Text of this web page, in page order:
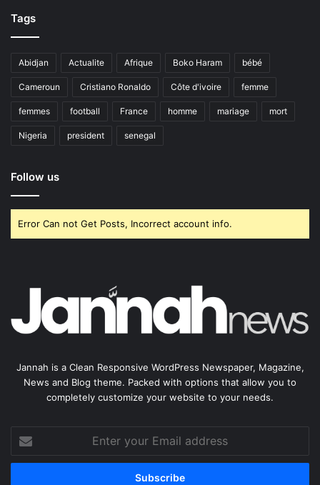
Tags
Abidjan Actualite Afrique Boko Haram bébé
Cameroun Cristiano Ronaldo Côte d'ivoire femme
femmes football France homme mariage mort
Nigeria president senegal
Follow us
Error Can not Get Posts, Incorrect account info.
Jannah is a Clean Responsive WordPress Newspaper, Magazine,
News and Blog theme. Packed with options that allow you to
completely customize your website to your needs.
your
Email